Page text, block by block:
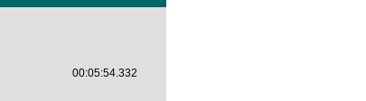
00:05:54.332